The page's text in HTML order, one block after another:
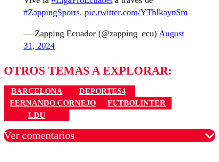
#ZappingSports. pic.twitter.com/YTblkaynSm
— Zapping Ecuador (@zapping_ecu) August
31, 2024
OTROS TEMAS A EXPLORAR:
BARCELONA
DEPORTES4
FERNANDO CORNEJO
FUTBOLINTER
LDU
Ver comentarios